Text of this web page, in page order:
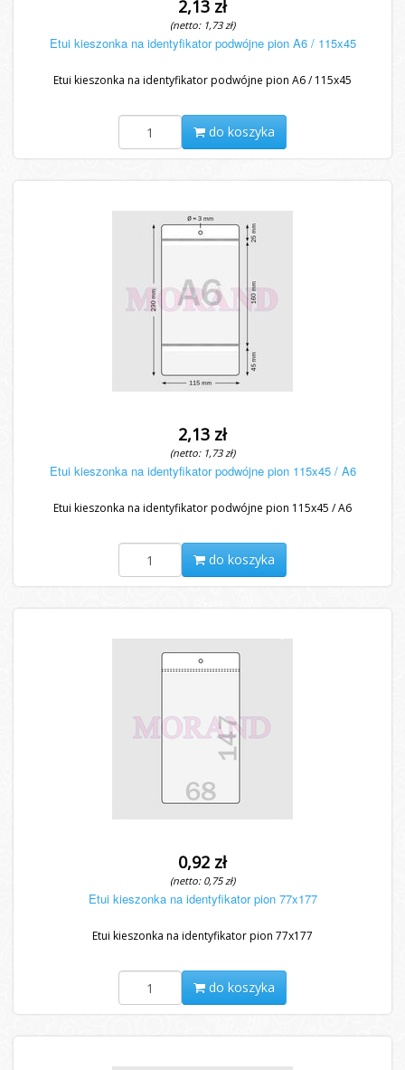
2,13 zł
(netto: 1,73 zł)
Etui kieszonka na identyfikator podwójne pion A6 / 115x45
Etui kieszonka na identyfikator podwójne pion A6 / 115x45
do koszyka
2,13 zł
(netto: 1,73 zł)
Etui kieszonka na identyfikator podwójne pion 115x45 / A6
Etui kieszonka na identyfikator podwójne pion 115x45 / A6
do koszyka
0,92 zł
(netto: 0,75 zł)
Etui kieszonka na identyfikator pion 77x177
Etui kieszonka na identyfikator pion 77x177
do koszyka